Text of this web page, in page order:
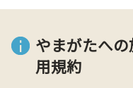
やまがたへ
用規約